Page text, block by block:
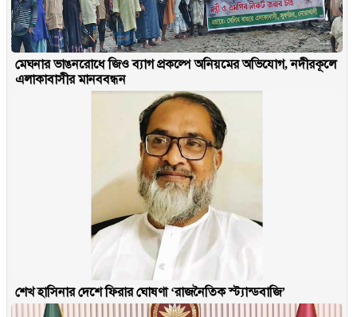
মেঘনার ভাঙনরোধে জিও ব্যাগ প্রকল্পে অনিয়মের অভিযোগ, নদীরকূলে
এলাকাবাসীর মানববন্ধন
শেখ হাসিনার দেশে ফিরার ঘোষণা ‘রাজনৈতিক স্ট্যান্ডবাজি’